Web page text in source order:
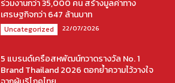
ร่วมงานกว่า 35,000 คน สร้างมูลค่าทาง
เศรษฐกิจกว่า 647 ล้านบาท
Uncategorized 22/07/2026
5 แบรนด์เครือสหพัฒน์กวาดรางวัล No. 1
Brand Thailand 2026 ตอกย้ำความไว้วางใจ